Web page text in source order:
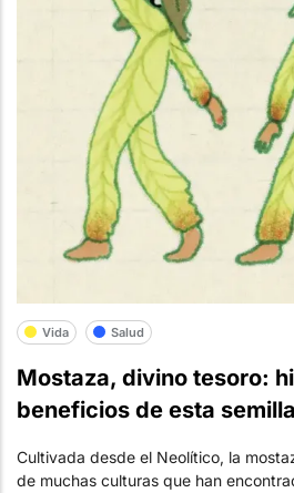
Vida Salud
Mostaza, divino tesoro:
beneficios de esta semilla
Cultivada desde el Neolítico, la
de muchas culturas que han